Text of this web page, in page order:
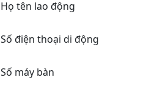
Họ tên lao động
Số điện thoại di động
Số máy bàn